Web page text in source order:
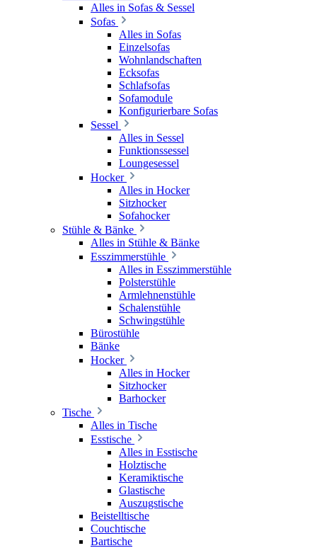
Alles in Sofas & Sessel
Sofas
Alles in Sofas
Einzelsofas
Wohnlandschaften
Ecksofas
Schlafsofas
Sofamodule
Konfigurierbare Sofas
Sessel
Alles in Sessel
Funktionssessel
Loungesessel
Hocker
Alles in Hocker
Sitzhocker
Sofahocker
Stühle & Bänke
Alles in Stühle & Bänke
Esszimmerstühle
Alles in Esszimmerstühle
Polsterstühle
Armlehnenstühle
Schalenstühle
Schwingstühle
Bürostühle
Bänke
Hocker
Alles in Hocker
Sitzhocker
Barhocker
Tische
Alles in Tische
Esstische
Alles in Esstische
Holztische
Keramiktische
Glastische
Auszugstische
Beistelltische
Couchtische
Bartische